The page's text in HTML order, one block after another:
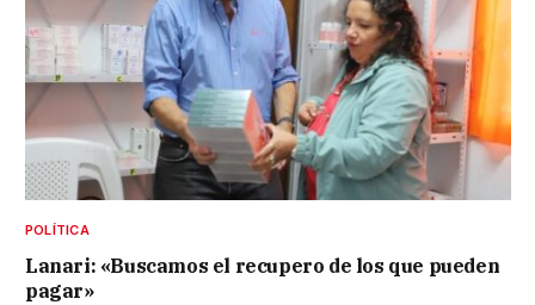
POLÍTICA
Lanari: «Buscamos el recupero de los que pueden
pagar»